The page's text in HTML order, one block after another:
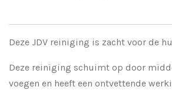
Deze JDV reiniging is zacht voor de
Deze reiniging schuimt op door
voegen en heeft een ontvettende